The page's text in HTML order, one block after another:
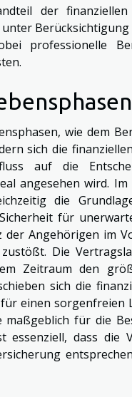
der
professionelle
wie dem
sich die
auf die
angesehen wird.
die
für
der Angehörigen im
Die
Zeitraum den
sich die
einen sorgenfreien
maßgeblich für die
essenziell, dass die